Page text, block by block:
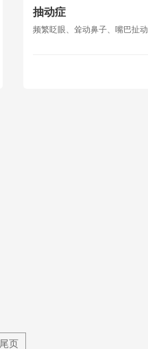
抽动症
频繁眨眼、耸动鼻子、嘴巴扯动
尾页